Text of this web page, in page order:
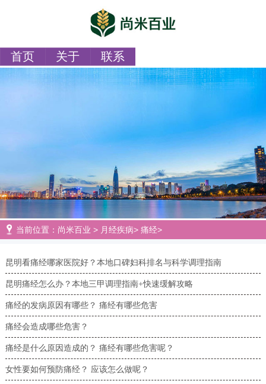
首页 关于 联系
当前位置： 尚米百业 > 月经疾病> 痛经>
昆明看痛经哪家医院好？本地口碑妇科排名与科学调理指南
昆明痛经怎么办？本地三甲调理指南+快速缓解攻略
痛经的发病原因有哪些？ 痛经有哪些危害
痛经会造成哪些危害？
痛经是什么原因造成的？ 痛经有哪些危害呢？
女性要如何预防痛经？ 应该怎么做呢？